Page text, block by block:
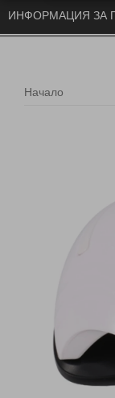
Начало
ИНФОРМАЦИЯ ЗА